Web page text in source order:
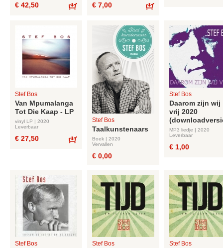
€ 42,50 € 7,00
Stef Bos
Van Mpumalanga
Tot Die Kaap - LP
vinyl LP | 2020
Leverbaar
€ 27,50
Stef Bos
Taalkunstenaars
Boek | 2020
Vervallen
€ 0,00
Stef Bos
Daarom zijn wij
vrij 2020
MP3 liedje | 2020
Leverbaar
€ 1,00
Stef Bos Stef Bos Stef Bos